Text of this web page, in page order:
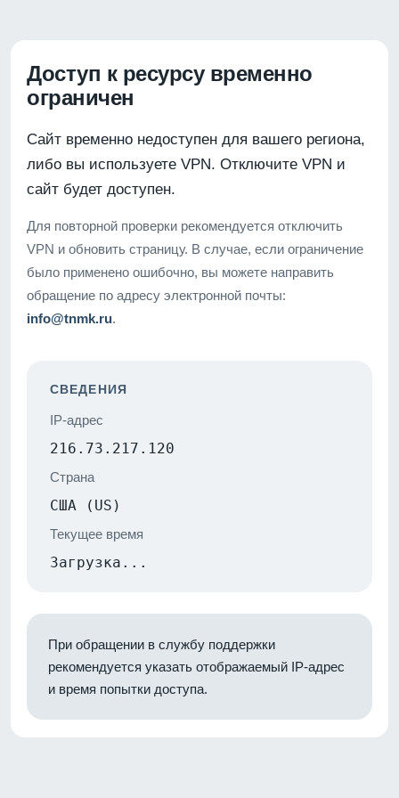
Доступ к ресурсу временно
ограничен
Сайт временно недоступен для вашего региона,
либо вы используете VPN. Отключите VPN и
сайт будет доступен.
Для повторной проверки рекомендуется отключить
VPN и обновить страницу. В случае, если ограничение
было применено ошибочно, вы можете направить
обращение по адресу электронной почты:
info@tnmk.ru.
СВЕДЕНИЯ
IP-адрес
216.73.217.120
Страна
США (US)
Текущее время
Загрузка...
При обращении в службу поддержки
рекомендуется указать отображаемый IP-адрес
и время попытки доступа.